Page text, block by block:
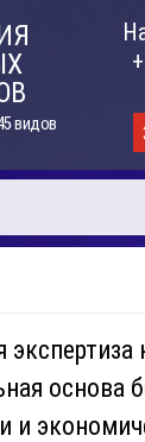
видов
экспертиза
основа
и